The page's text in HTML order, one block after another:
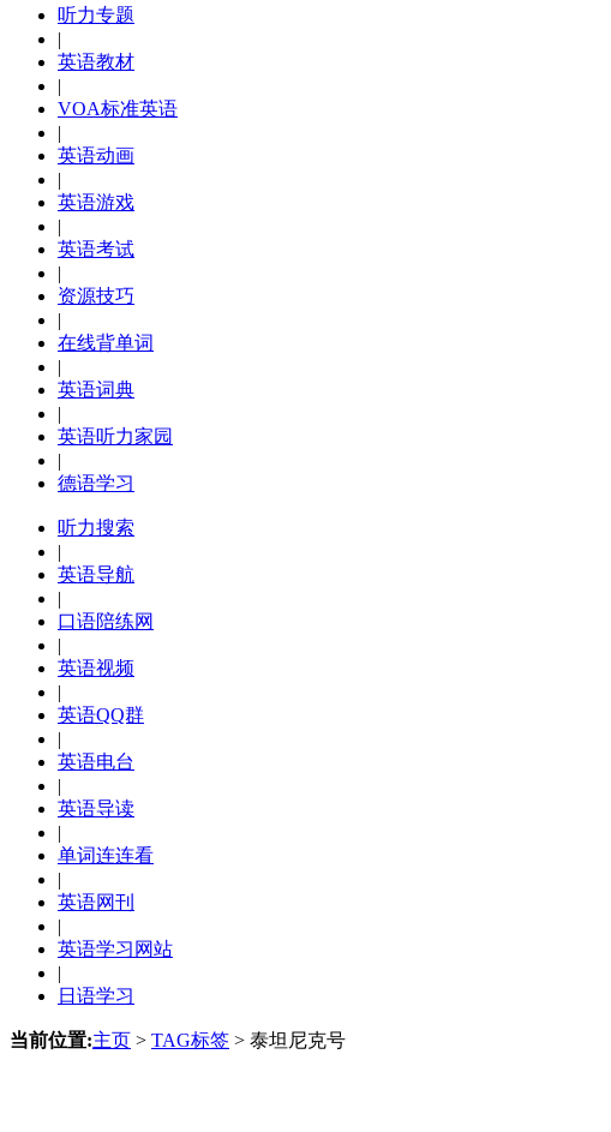
听力专题
|
英语教材
|
VOA标准英语
|
英语动画
|
英语游戏
|
英语考试
|
资源技巧
|
在线背单词
|
英语词典
|
英语听力家园
|
德语学习
听力搜索
|
英语导航
|
口语陪练网
|
英语视频
|
英语QQ群
|
英语电台
|
英语导读
|
单词连连看
|
英语网刊
|
英语学习网站
|
日语学习
当前位置:主页 > TAG标签 > 泰坦尼克号